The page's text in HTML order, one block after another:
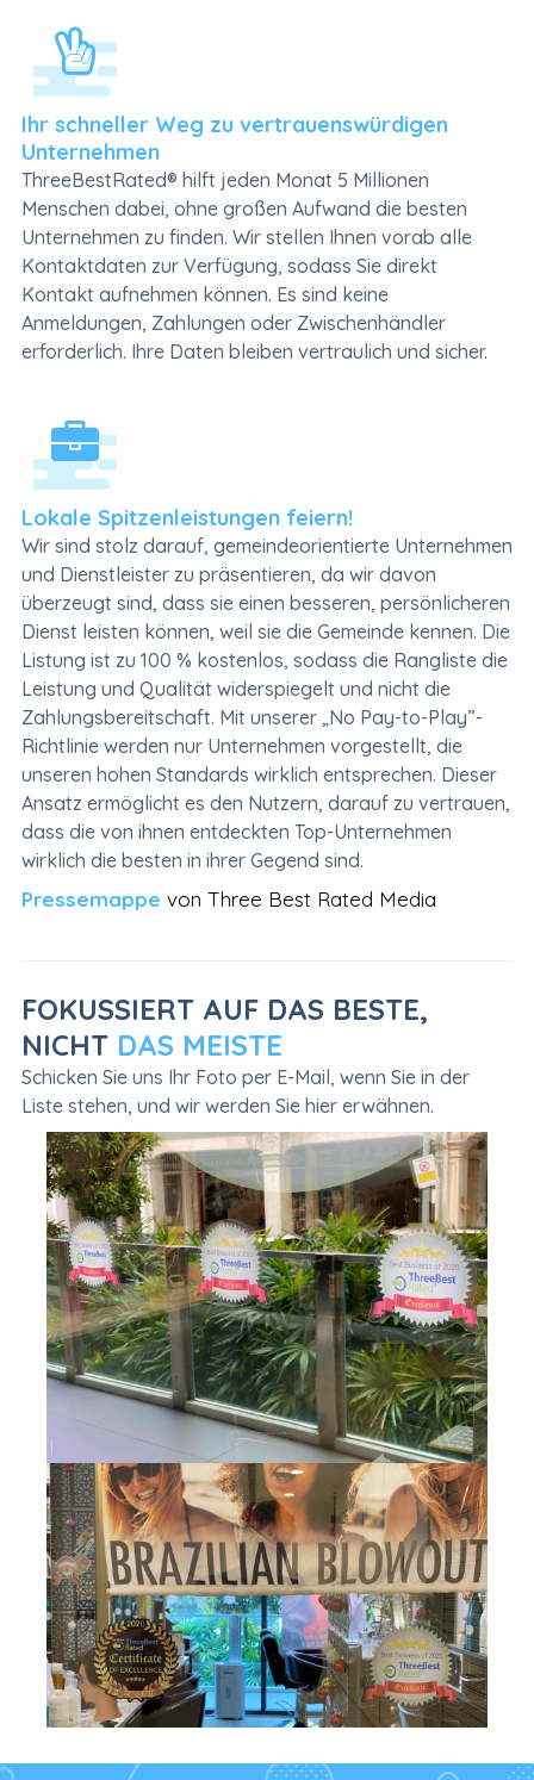
Ihr schneller Weg zu vertrauenswürdigen
Unternehmen
ThreeBestRated® hilft jeden Monat 5 Millionen
Menschen dabei, ohne großen Aufwand die besten
Unternehmen zu finden. Wir stellen Ihnen vorab alle
Kontaktdaten zur Verfügung, sodass Sie direkt
Kontakt aufnehmen können. Es sind keine
Anmeldungen, Zahlungen oder Zwischenhändler
erforderlich. Ihre Daten bleiben vertraulich und sicher.
Lokale Spitzenleistungen feiern!
Wir sind stolz darauf, gemeindeorientierte Unternehmen
und Dienstleister zu präsentieren, da wir davon
überzeugt sind, dass sie einen besseren, persönlicheren
Dienst leisten können, weil sie die Gemeinde kennen. Die
Listung ist zu 100 % kostenlos, sodass die Rangliste die
Leistung und Qualität widerspiegelt und nicht die
Zahlungsbereitschaft. Mit unserer „No Pay-to-Play”-
Richtlinie werden nur Unternehmen vorgestellt, die
unseren hohen Standards wirklich entsprechen. Dieser
Ansatz ermöglicht es den Nutzern, darauf zu vertrauen,
dass die von ihnen entdeckten Top-Unternehmen
wirklich die besten in ihrer Gegend sind.
Pressemappe von Three Best Rated Media
FOKUSSIERT AUF DAS BESTE,
NICHT DAS MEISTE
Schicken Sie uns Ihr Foto per E-Mail, wenn Sie in der
Liste stehen, und wir werden Sie hier erwähnen.